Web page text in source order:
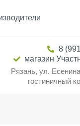
8
магазин
Рязань, ул.
гостиничный